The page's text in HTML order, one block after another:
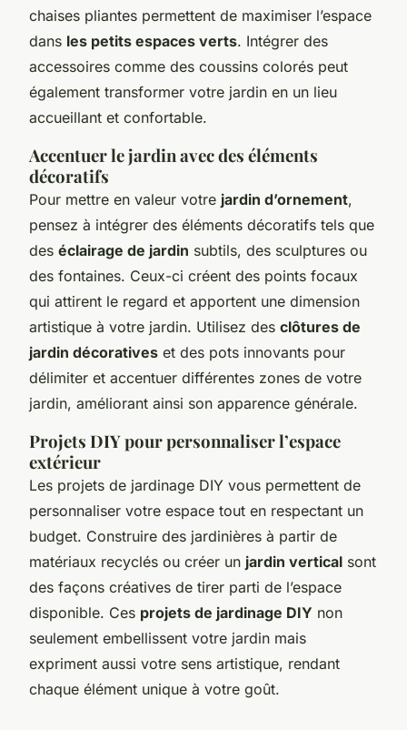
chaises pliantes permettent de maximiser l’espace
dans les petits espaces verts. Intégrer des
accessoires comme des coussins colorés peut
également transformer votre jardin en un lieu
accueillant et confortable.
Accentuer le jardin avec des éléments
décoratifs
Pour mettre en valeur votre jardin d’ornement,
pensez à intégrer des éléments décoratifs tels que
des éclairage de jardin subtils, des sculptures ou
des fontaines. Ceux-ci créent des points focaux
qui attirent le regard et apportent une dimension
artistique à votre jardin. Utilisez des clôtures de
jardin décoratives et des pots innovants pour
délimiter et accentuer différentes zones de votre
jardin, améliorant ainsi son apparence générale.
Projets DIY pour personnaliser l’espace
extérieur
Les projets de jardinage DIY vous permettent de
personnaliser votre espace tout en respectant un
budget. Construire des jardinières à partir de
matériaux recyclés ou créer un jardin vertical sont
des façons créatives de tirer parti de l’espace
disponible. Ces projets de jardinage DIY non
seulement embellissent votre jardin mais
expriment aussi votre sens artistique, rendant
chaque élément unique à votre goût.